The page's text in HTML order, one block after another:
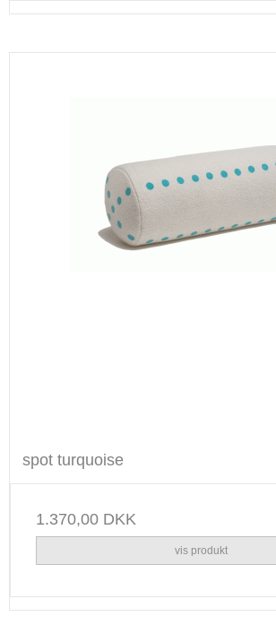
spot turquoise
1.370,00 DKK
vis produkt